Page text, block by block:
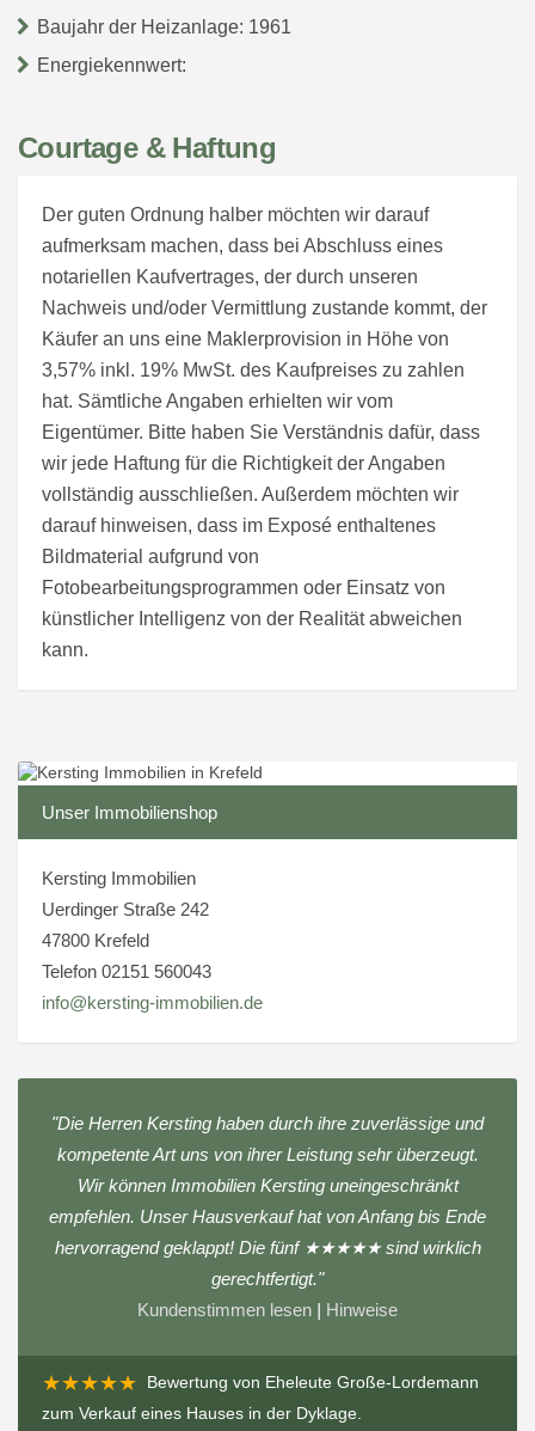
Baujahr der Heizanlage: 1961
Energiekennwert:
Courtage & Haftung
Der guten Ordnung halber möchten wir darauf
aufmerksam machen, dass bei Abschluss eines
notariellen Kaufvertrages, der durch unseren
Nachweis und/oder Vermittlung zustande kommt, der
Käufer an uns eine Maklerprovision in Höhe von
3,57% inkl. 19% MwSt. des Kaufpreises zu zahlen
hat. Sämtliche Angaben erhielten wir vom
Eigentümer. Bitte haben Sie Verständnis dafür, dass
wir jede Haftung für die Richtigkeit der Angaben
vollständig ausschließen. Außerdem möchten wir
darauf hinweisen, dass im Exposé enthaltenes
Bildmaterial aufgrund von
Fotobearbeitungsprogrammen oder Einsatz von
künstlicher Intelligenz von der Realität abweichen
kann.
Unser Immobilienshop
Kersting Immobilien
Uerdinger Straße 242
47800 Krefeld
Telefon 02151 560043
info@kersting-immobilien.de
"Die Herren Kersting haben durch ihre zuverlässige und
kompetente Art uns von ihrer Leistung sehr überzeugt.
Wir können Immobilien Kersting uneingeschränkt
empfehlen. Unser Hausverkauf hat von Anfang bis Ende
hervorragend geklappt! Die fünf ★★★★★ sind wirklich
gerechtfertigt."
Kundenstimmen lesen | Hinweise
★★★★★ Bewertung von Eheleute Große-Lordemann
zum Verkauf eines Hauses in der Dyklage.